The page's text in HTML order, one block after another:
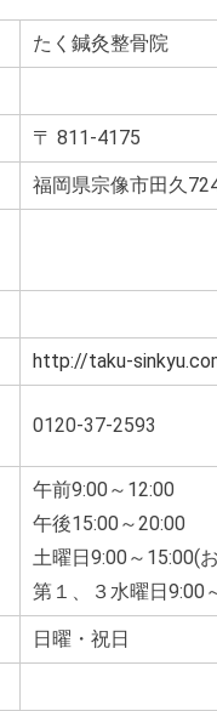
たく鍼灸整骨院
〒 811-4175
福岡県宗像市田久
http://taku-
0120-37-2593
午前9:00～12:00
午後15:00～20:00
土曜日9:00～15:00(
第１、３水曜日9:00
日曜・祝日